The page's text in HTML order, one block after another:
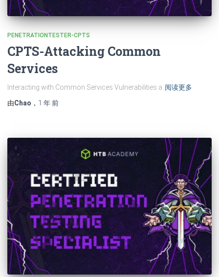
PENETRATIONTESTER-CPTS
CPTS-Attacking Common
Services
Interacting with Common Services Vulnerabilities a 阅读更多
由Chao ， 1 年前